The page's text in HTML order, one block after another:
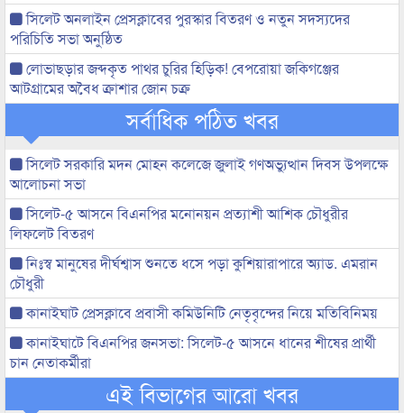
সিলেট অনলাইন প্রেসক্লাবের পুরস্কার বিতরণ ও নতুন সদস্যদের
পরিচিতি সভা অনুষ্ঠিত
লোভাছড়ার জব্দকৃত পাথর চুরির হিড়িক! বেপরোয়া জকিগঞ্জের
আটগ্রামের অবৈধ ক্রাশার জোন চক্র
সর্বাধিক পঠিত খবর
সিলেট সরকারি মদন মোহন কলেজে জুলাই গণঅভ্যুত্থান দিবস উপলক্ষে
আলোচনা সভা
সিলেট-৫ আসনে বিএনপির মনোনয়ন প্রত্যাশী আশিক চৌধুরীর
লিফলেট বিতরণ
নিঃস্ব মানুষের দীর্ঘশ্বাস শুনতে ধসে পড়া কুশিয়ারাপারে অ্যাড. এমরান
চৌধুরী
কানাইঘাট প্রেসক্লাবে প্রবাসী কমিউনিটি নেতৃবৃন্দের নিয়ে মতিবিনিময়
কানাইঘাটে বিএনপির জনসভা: সিলেট-৫ আসনে ধানের শীষের প্রার্থী
চান নেতাকর্মীরা
এই বিভাগের আরো খবর